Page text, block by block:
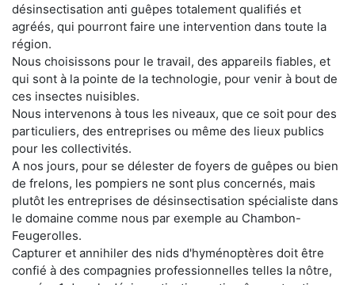
désinsectisation anti guêpes totalement qualifiés et
agréés, qui pourront faire une intervention dans toute la
région.
Nous choisissons pour le travail, des appareils fiables, et
qui sont à la pointe de la technologie, pour venir à bout de
ces insectes nuisibles.
Nous intervenons à tous les niveaux, que ce soit pour des
particuliers, des entreprises ou même des lieux publics
pour les collectivités.
A nos jours, pour se délester de foyers de guêpes ou bien
de frelons, les pompiers ne sont plus concernés, mais
plutôt les entreprises de désinsectisation spécialiste dans
le domaine comme nous par exemple au Chambon-
Feugerolles.
Capturer et annihiler des nids d'hyménoptères doit être
confié à des compagnies professionnelles telles la nôtre,